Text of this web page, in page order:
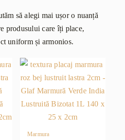
să alegi mai ușor o nuanță
produsului care îți place,
uniform și armonios.
Marmura